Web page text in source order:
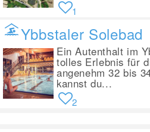
1
Ybbstaler Solebad
Ein Autenthalt im
tolles Erlebnis für
angenehm 32 bis
kannst du...
2